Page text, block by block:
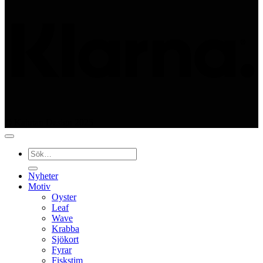
Sök
efter:
Nyheter
Motiv
Oyster
Leaf
Wave
Krabba
Sjökort
Fyrar
Fiskstim